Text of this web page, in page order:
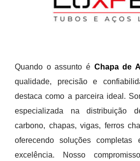
Quando o assunto é Chapa de
qualidade, precisão e
destaca como a parceira ideal.
especializada na distribuição
carbono, chapas, vigas, ferros
oferecendo soluções completas
excelência. Nosso